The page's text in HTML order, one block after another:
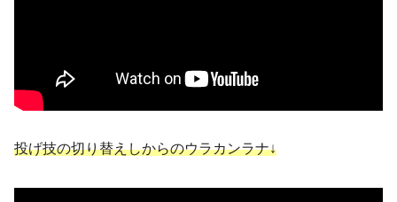
投げ技の切り替えしからのウラカンラナ↓